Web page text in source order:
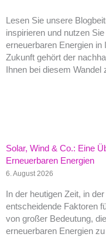
Lesen Sie unsere
inspirieren und nutzen
erneuerbaren Energien
Zukunft gehört der
Ihnen bei diesem
Solar, Wind & Co.: Eine
Erneuerbaren Energien
6. August 2026
In der heutigen Zeit, in
entscheidende Faktoren
von großer Bedeutung,
erneuerbaren Energien